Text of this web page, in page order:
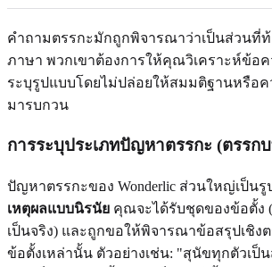
คำถามตรรกะมักถูกพิจารณาว่าเป็นส่วนที่
ภาษา พวกเขาต้องการให้คุณวิเคราะห์ข้อ
ระบุรูปแบบโดยไม่ปล่อยให้สมมติฐานหรือค
มารบกวน
การระบุประเภทปัญหาตรรกะ (ตรรก
ปัญหาตรรกะของ Wonderlic ส่วนใหญ่เป็น
เหตุผลแบบนิรนัย คุณจะได้รับชุดของข้อตั้ง
เป็นจริง) และถูกขอให้พิจารณาข้อสรุปเชิง
ข้อตั้งเหล่านั้น ตัวอย่างเช่น: "สุนัขทุกตัวเป็